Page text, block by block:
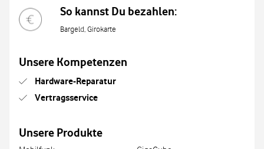
So kannst Du bezahlen:
Bargeld, Girokarte
Unsere Kompetenzen
Hardware-Reparatur
Vertragsservice
Unsere Produkte